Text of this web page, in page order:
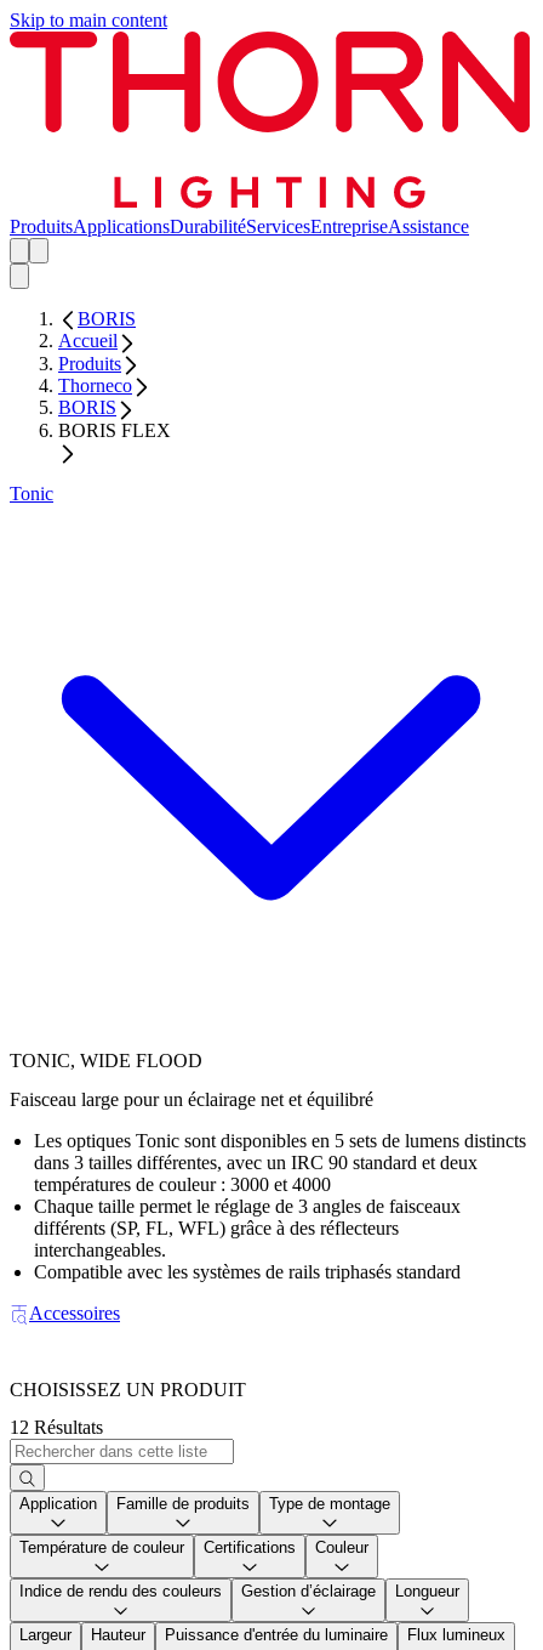
Skip to main content
ProduitsApplicationsDurabilitéServicesEntrepriseAssistance
BORIS
Accueil
Produits
Thorneco
BORIS
BORIS FLEX
Tonic
TONIC, WIDE FLOOD
Faisceau large pour un éclairage net et équilibré
Les optiques Tonic sont disponibles en 5 sets de lumens distincts
dans 3 tailles différentes, avec un IRC 90 standard et deux
températures de couleur : 3000 et 4000
Chaque taille permet le réglage de 3 angles de faisceaux
différents (SP, FL, WFL) grâce à des réflecteurs
interchangeables.
Compatible avec les systèmes de rails triphasés standard
Accessoires
CHOISISSEZ UN PRODUIT
12 Résultats
Application Famille de produits Type de montage
Température de couleur Certifications Couleur
Indice de rendu des couleurs Gestion d’éclairage Longueur
Largeur Hauteur Puissance d'entrée du luminaire Flux lumineux